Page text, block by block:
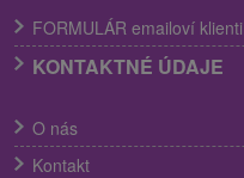
FORMULÁR emailoví klienti
KONTAKTNÉ ÚDAJE
O nás
Kontakt